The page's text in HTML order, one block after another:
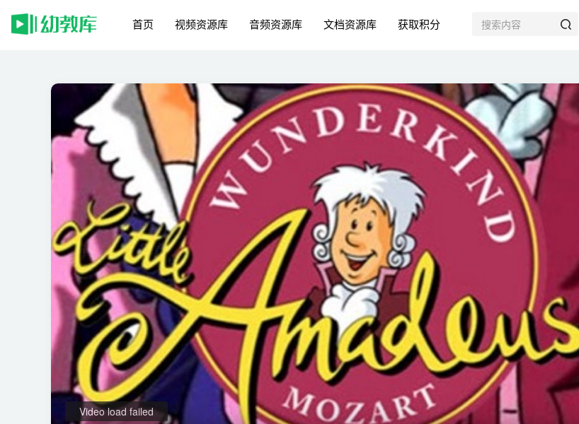
首页 视频资源库 音频资源库 文档资源库 获取积分
Video load failed